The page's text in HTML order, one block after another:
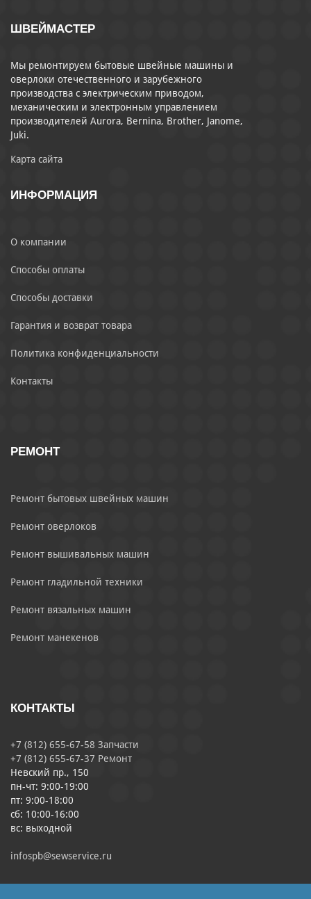
ШВЕЙМАСТЕР
Мы ремонтируем бытовые швейные машины и
оверлоки отечественного и зарубежного
производства с электрическим приводом,
механическим и электронным управлением
производителей Aurora, Bernina, Brother, Janome,
Juki.
Карта сайта
ИНФОРМАЦИЯ
О компании
Способы оплаты
Способы доставки
Гарантия и возврат товара
Политика конфиденциальности
Контакты
РЕМОНТ
Ремонт бытовых швейных машин
Ремонт оверлоков
Ремонт вышивальных машин
Ремонт гладильной техники
Ремонт вязальных машин
Ремонт манекенов
КОНТАКТЫ
+7 (812) 655-67-58 Запчасти
+7 (812) 655-67-37 Ремонт
Невский пр., 150
пн-чт: 9:00-19:00
пт: 9:00-18:00
сб: 10:00-16:00
вс: выходной
infospb@sewservice.ru